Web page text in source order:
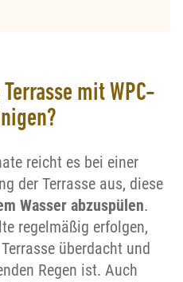
mit WPC-
reicht es bei einer
der Terrasse aus, diese
Wasser abzuspülen.
regelmäßig erfolgen,
überdacht und
Regen ist. Auch